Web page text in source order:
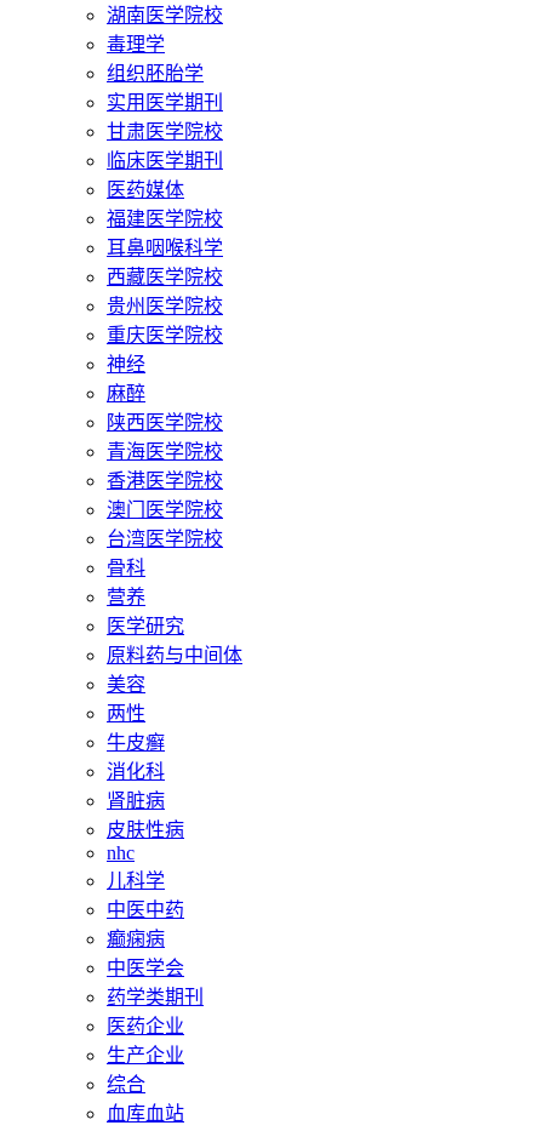
湖南医学院校
毒理学
组织胚胎学
实用医学期刊
甘肃医学院校
临床医学期刊
医药媒体
福建医学院校
耳鼻咽喉科学
西藏医学院校
贵州医学院校
重庆医学院校
神经
麻醉
陕西医学院校
青海医学院校
香港医学院校
澳门医学院校
台湾医学院校
骨科
营养
医学研究
原料药与中间体
美容
两性
牛皮癣
消化科
肾脏病
皮肤性病
nhc
儿科学
中医中药
癫痫病
中医学会
药学类期刊
医药企业
生产企业
综合
血库血站